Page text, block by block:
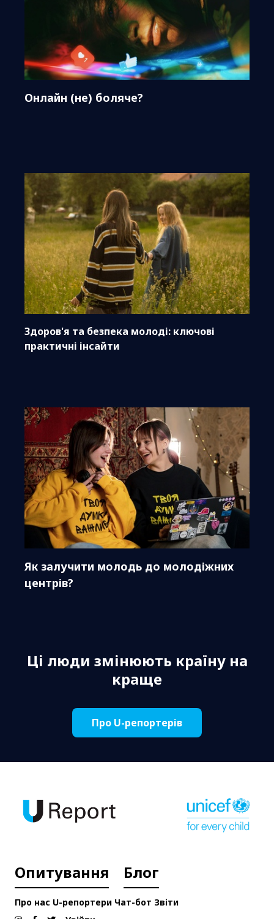
Онлайн (не) боляче?
Здоров'я та безпека молоді: ключові
практичні інсайти
Як залучити молодь до молодіжних
центрів?
Ці люди змінюють країну на
краще
Про U-репортерів
Опитування Блог
Про нас U-репортери Чат-бот Звіти